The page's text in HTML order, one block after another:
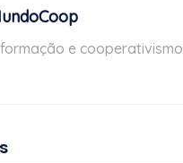
e cooperativismo